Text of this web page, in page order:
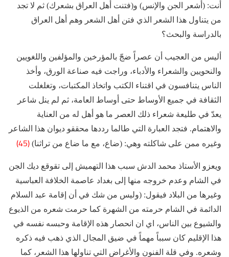
أنت: (أشعر الجن والإنس) و(فتنت أهل العراق بشعرك) ثم لا تجد
من يتناول هذا الشعر الذي فتن أهل الشعر وهم أهل العراق
بالدراسة والبحث؟
أليس من العجيب أن عصراً ضجّ بالمؤرخين والمؤلفين واللغويين
والنحويين والشعراء والأدباء، وراجت فيه صناعة الورق، وأخذ
الناس يتنافسون في اقتناء الكتب واتخاذ المكتبات، وتغلغلت
الثقافة في جميع الأوساط حتى أوساط العامة، ثم لم ينل شاعر
يعدّ في طليعة شعراء ذلك العصر ما هو أهل له من العناية
والاهتمام. فتجد العبارة التي طالما رددها محققو ديوان هذا الشاعر
وغيره ممن على شاكلته وهي: (ضاع، مع ما ضاع من تراثنا) (45)
ويعزو الأستاذ محمد الدش سبب هذا التهميش إلى تقوقع ديك الجن
في الشام وعدم خروجه منها إلى بغداد عاصمة الخلافة العباسية
وغيرها من البلاد فيقول: (وليس من شك في أن إقامة عبد السلام
الدائمة في الشام حرمته من الشهرة كما حرمت شعره من الذيوع
والشيوع بين الناس، اي ان انحصار هذه الإقامة وحبسه نفسه في
هذا الإقليم كان سبباً مهماً في ضيق المجال الذي ذهب فيه ذكره
وشعره. وفي قلة الفنون والأغراض التي تناولها هذا الشعر، كما